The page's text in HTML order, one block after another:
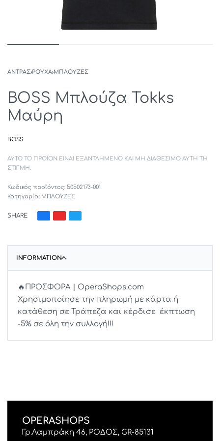
ΑΝΤΡΑΣ›ΡΟΥΧΑ›ΜΠΛΟΥΖΕΣ
BOSS Μπλούζα Tokks
Μαύρη
BOSS
ΑΥΤΌ ΤΟ ΠΡΟΪΌΝ ΕΊΝΑΙ ΕΞΑΝΤΛΗΜΈΝΟ ΚΑΙ ΜΗ ΔΙΑΘΈΣΙΜΟ ΑΥΤΉ ΤΗ
ΣΤΙΓΜΉ.
50502173-001
Κατηγορία: ΜΠΛΟΥΖΕΣ
SHARE
INFORMATION
🔥ΠΡΟΣΦΟΡΑ | OperaShops.com
Χρησιμοποίησε την πληρωμή με κάρτα ή
κατάθεση σε Τράπεζα και κέρδισε έκπτωση
-5% σε όλη την συλλογή!!!
OPERASHOPS
Γρ.Λαμπράκη 46, ΡΟΔΟΣ, GR-85131